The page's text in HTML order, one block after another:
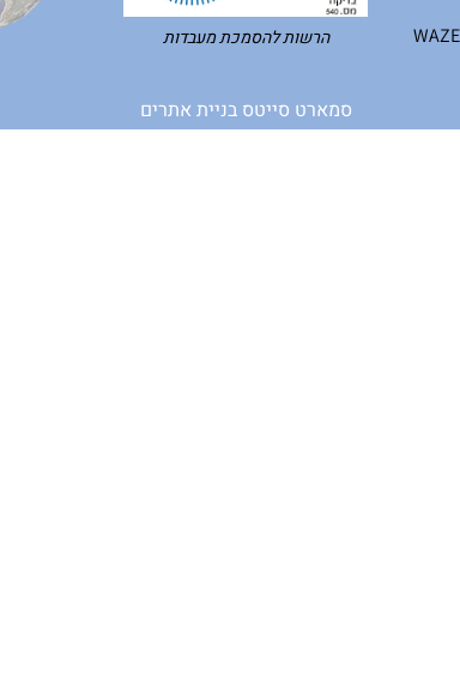
הרשות להסמכת מעבדות
סמארט סייטס בניית אתרים